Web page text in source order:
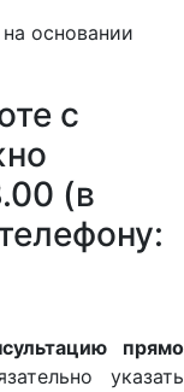
основании
с
(в
прямо
указать